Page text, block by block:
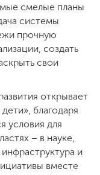
смелые планы
системы
прочную
создать
свои
открывает
благодаря
условия для
– в науке,
и
вместе